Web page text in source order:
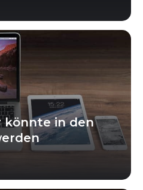
könnte in den